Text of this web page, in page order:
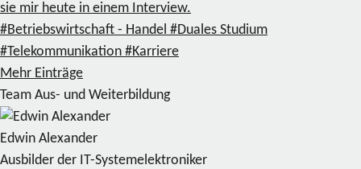
sie mir heute in einem Interview.
#Betriebswirtschaft - Handel #Duales Studium
#Telekommunikation #Karriere
Mehr Einträge
Team Aus- und Weiterbildung
Edwin Alexander
Ausbilder der IT-Systemelektroniker